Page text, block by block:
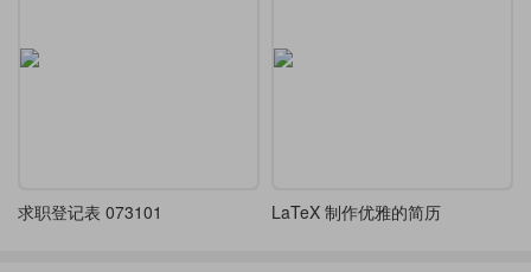
求职登记表 073101 LaTeX 制作优雅的简历